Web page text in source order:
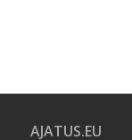
AJATUS.EU